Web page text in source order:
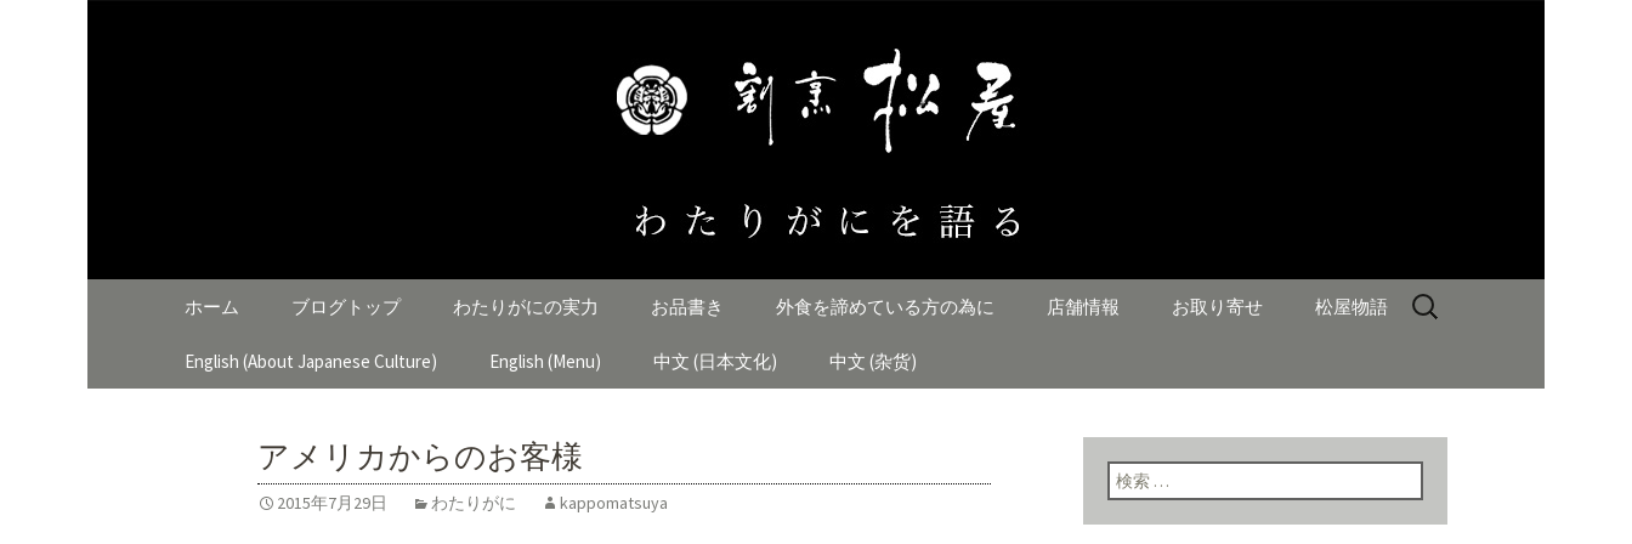
わたりがにを語る
コンテンツへ移動
ホーム ブログトップ わたりがにの実力 お品書き 外食を諦めている方の為に 店舗情報 お取り寄せ 松屋物語
English (About Japanese Culture) English (Menu) 中文 (日本文化) 中文 (杂货)
検
アメリカからのお客様
2015年7月29日 わたりがに kappomatsuya
検索: